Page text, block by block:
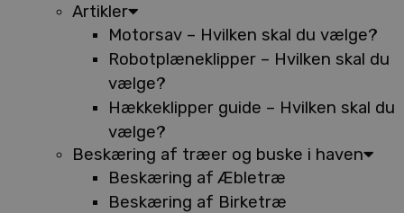
Artikler
Motorsav – Hvilken skal du vælge?
Robotplæneklipper – Hvilken skal du
vælge?
Hækkeklipper guide – Hvilken skal du
vælge?
Beskæring af træer og buske i haven
Beskæring af Æbletræ
Beskæring af Birketræ